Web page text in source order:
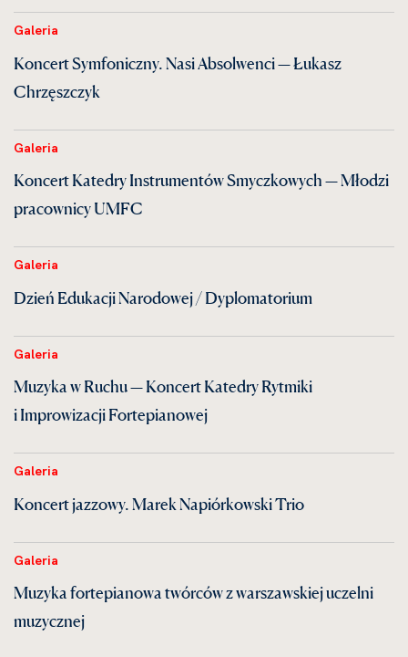
Galeria
Koncert Symfoniczny. Nasi Absolwenci — Łukasz
Chrzęszczyk
Galeria
Koncert Katedry Instrumentów Smyczkowych — Młodzi
pracownicy UMFC
Galeria
Dzień Edukacji Narodowej / Dyplomatorium
Galeria
Muzyka w Ruchu — Koncert Katedry Rytmiki
i Improwizacji Fortepianowej
Galeria
Koncert jazzowy. Marek Napiórkowski Trio
Galeria
Muzyka fortepianowa twórców z warszawskiej uczelni
muzycznej